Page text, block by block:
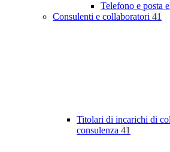
Telefono e posta
Consulenti e collaboratori 41
Titolari di incarichi di
consulenza 41